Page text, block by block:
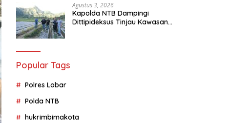
Agustus 3, 2026
Kapolda NTB Dampingi
Dittipideksus Tinjau Kawasan
Popular Tags
Polres Lobar
Polda NTB
hukrimbimakota